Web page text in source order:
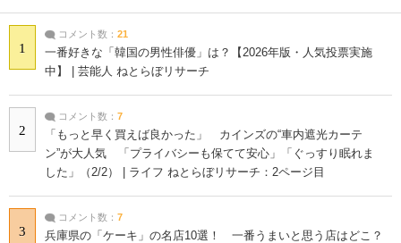
1
コメント数： 21
一番好きな「韓国の男性俳優」は？【2026年版・人気投票実施
中】 | 芸能人 ねとらぼリサーチ
2
コメント数： 7
「もっと早く買えば良かった」 カインズの“車内遮光カーテ
ン”が大人気 「プライバシーも保てて安心」「ぐっすり眠れま
した」（2/2） | ライフ ねとらぼリサーチ：2ページ目
3
コメント数： 7
兵庫県の「ケーキ」の名店10選！ 一番うまいと思う店はどこ？